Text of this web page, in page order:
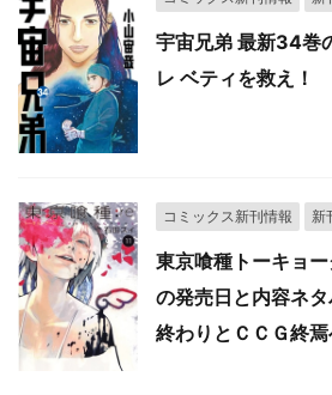
宇宙兄弟 最新34巻
レ ベティを救え！
コミックス新刊情報 新
東京喰種トーキョ
の発売日と内容ネ
終わりとＣＣＧ終